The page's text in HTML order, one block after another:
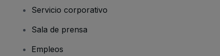
Servicio corporativo
Sala de prensa
Empleos